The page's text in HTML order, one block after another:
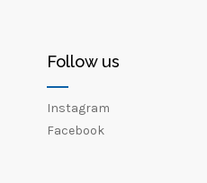
Follow us
Instagram
Facebook